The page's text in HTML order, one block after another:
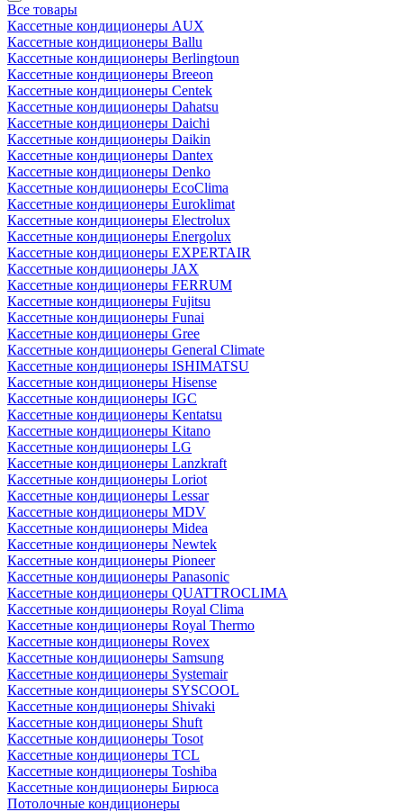
Все товары
Кассетные кондиционеры AUX
Кассетные кондиционеры Ballu
Кассетные кондиционеры Berlingtoun
Кассетные кондиционеры Breeon
Кассетные кондиционеры Centek
Кассетные кондиционеры Dahatsu
Кассетные кондиционеры Daichi
Кассетные кондиционеры Daikin
Кассетные кондиционеры Dantex
Кассетные кондиционеры Denko
Кассетные кондиционеры EcoClima
Кассетные кондиционеры Euroklimat
Кассетные кондиционеры Electrolux
Кассетные кондиционеры Energolux
Кассетные кондиционеры EXPERTAIR
Кассетные кондиционеры JAX
Кассетные кондиционеры FERRUM
Кассетные кондиционеры Fujitsu
Кассетные кондиционеры Funai
Кассетные кондиционеры Gree
Кассетные кондиционеры General Climate
Кассетные кондиционеры ISHIMATSU
Кассетные кондиционеры Hisense
Кассетные кондиционеры IGC
Кассетные кондиционеры Kentatsu
Кассетные кондиционеры Kitano
Кассетные кондиционеры LG
Кассетные кондиционеры Lanzkraft
Кассетные кондиционеры Loriot
Кассетные кондиционеры Lessar
Кассетные кондиционеры MDV
Кассетные кондиционеры Midea
Кассетные кондиционеры Newtek
Кассетные кондиционеры Pioneer
Кассетные кондиционеры Panasonic
Кассетные кондиционеры QUATTROCLIMA
Кассетные кондиционеры Royal Clima
Кассетные кондиционеры Royal Thermo
Кассетные кондиционеры Rovex
Кассетные кондиционеры Samsung
Кассетные кондиционеры Systemair
Кассетные кондиционеры SYSCOOL
Кассетные кондиционеры Shivaki
Кассетные кондиционеры Shuft
Кассетные кондиционеры Tosot
Кассетные кондиционеры TCL
Кассетные кондиционеры Toshiba
Кассетные кондиционеры Бирюса
Потолочные кондиционеры